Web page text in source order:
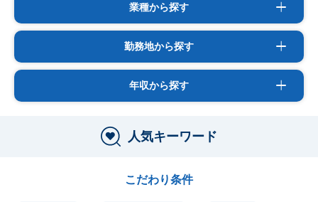
業種から探す
勤務地から探す
年収から探す
人気キーワード
こだわり条件